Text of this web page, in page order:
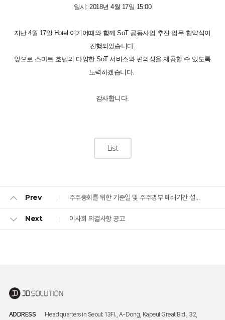
일시: 2018년 4월 17일 15:00
지난 4월 17일 Hotel 여기어때와 함께 SoT 공동사업 추진 업무 협약식이
진행되었습니다.
앞으로 스마트 호텔의 다양한 SoT 서비스와 편의성을 제공할 수 있도록
노력하겠습니다.
감사합니다.
List
Prev 주주총회를 위한 기준일 및 주주명부 폐쇄기간 설정 공고
이사회 의결사항 공고
Next
ADDRESS
Headquarters in Seoul: 13Fl., A-Dong, Kapeul Great Bld., 32,